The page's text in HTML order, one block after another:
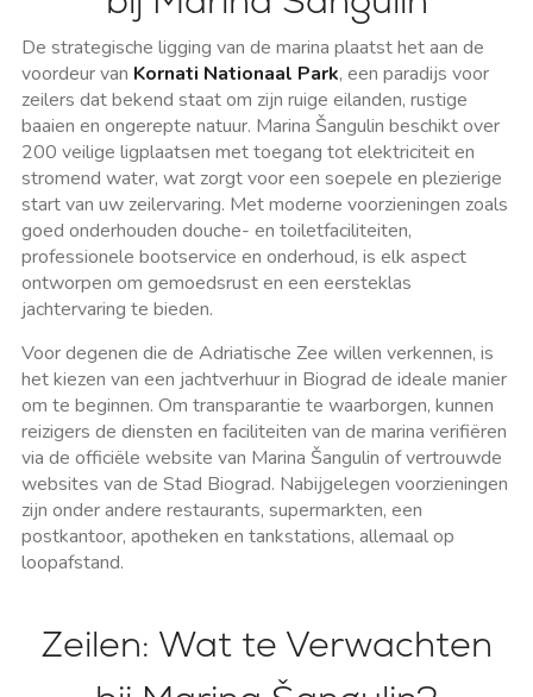
De strategische ligging van de marina plaatst het aan de
voordeur van Kornati Nationaal Park, een paradijs voor
zeilers dat bekend staat om zijn ruige eilanden, rustige
baaien en ongerepte natuur. Marina Šangulin beschikt over
200 veilige ligplaatsen met toegang tot elektriciteit en
stromend water, wat zorgt voor een soepele en plezierige
start van uw zeilervaring. Met moderne voorzieningen zoals
goed onderhouden douche- en toiletfaciliteiten,
professionele bootservice en onderhoud, is elk aspect
ontworpen om gemoedsrust en een eersteklas
jachtervaring te bieden.
Voor degenen die de Adriatische Zee willen verkennen, is
het kiezen van een jachtverhuur in Biograd de ideale manier
om te beginnen. Om transparantie te waarborgen, kunnen
reizigers de diensten en faciliteiten van de marina verifiëren
via de officiële website van Marina Šangulin of vertrouwde
websites van de Stad Biograd. Nabijgelegen voorzieningen
zijn onder andere restaurants, supermarkten, een
postkantoor, apotheken en tankstations, allemaal op
loopafstand.
Zeilen: Wat te Verwachten